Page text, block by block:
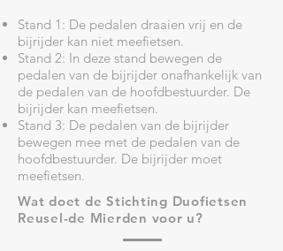
Stand 1: De pedalen draaien vrij en de
bijrijder kan niet meefietsen.
Stand 2: In deze stand bewegen de
pedalen van de bijrijder onafhankelijk van
de pedalen van de hoofdbestuurder. De
bijrijder kan meefietsen.
Stand 3: De pedalen van de bijrijder
bewegen mee met de pedalen van de
hoofdbestuurder. De bijrijder moet
meefietsen.
Wat doet de Stichting Duofietsen
Reusel-de Mierden voor u?